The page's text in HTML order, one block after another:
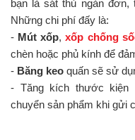
bạn là sát thủ ngàn
Những chi phí đấy là:
- Mút xốp,xốp chống
chèn hoặc phủ kính để
- Băng keo quấn sẽ sử
- Tăng kích thước kiện
chuyển sản phẩm khi gửi